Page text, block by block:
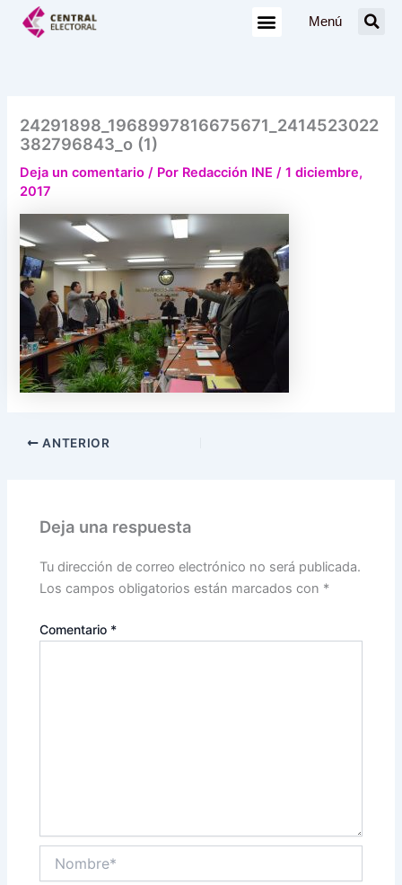
Menú
24291898_1968997816675671_2414523022
382796843_o (1)
Deja un comentario / Por Redacción INE/1 diciembre,
2017
ANTERIOR
Deja una respuesta
Tu dirección de correo electrónico no será publicada.
Los campos obligatorios están marcados con *
Comentario *